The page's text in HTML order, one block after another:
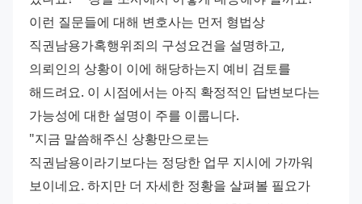
이런 질문들에 대해 변호사는 먼저 형법상
직권남용가혹행위죄의 구성요건을 설명하고,
의뢰인의 상황이 이에 해당하는지 예비 검토를
해드려요. 이 시점에서는 아직 확정적인 답변보다는
가능성에 대한 설명이 주를 이룹니다.
"지금 말씀해주신 상황만으로는
직권남용이라기보다는 정당한 업무 지시에 가까워
보이네요. 하지만 더 자세한 정황을 살펴볼 필요가